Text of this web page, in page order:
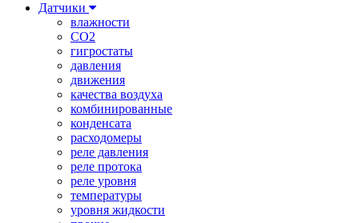
Датчики
влажности
CO2
гигростаты
давления
движения
качества воздуха
комбинированные
конденсата
расходомеры
реле давления
реле протока
реле уровня
температуры
уровня жидкости